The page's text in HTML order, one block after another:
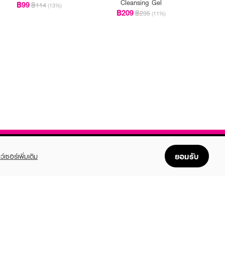
฿99฿114 (13%)
Cleansing Gel
฿209฿235 (11%)
เซอร์เพิ่มเติม ยอมรับ